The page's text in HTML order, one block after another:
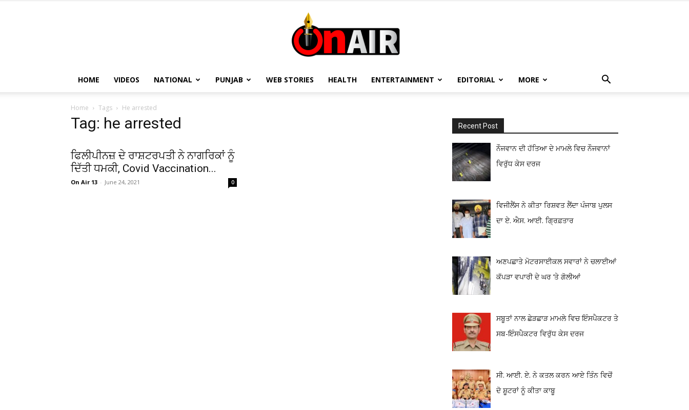
HOME VIDEOS NATIONAL PUNJAB WEB STORIES HEALTH ENTERTAINMENT EDITORIAL MORE
Home Tags He arrested
Tag: he arrested
ਫਿਲੀਪੀਨਜ਼ ਦੇ ਰਾਸ਼ਟਰਪਤੀ ਨੇ ਨਾਗਰਿਕਾਂ ਨੂੰ
ਦਿੱਤੀ ਧਮਕੀ, Covid Vaccination...
On Air 13 - June 24, 2021 0
Recent Post
ਨੌਜਵਾਨ ਦੀ ਹੱਤਿਆ ਦੇ ਮਾਮਲੇ ਵਿਚ ਨੌਜਵਾਨਾਂ
ਵਿਰੁੱਧ ਕੇਸ ਦਰਜ
ਵਿਜੀਲੈਂਸ ਨੇ ਕੀਤਾ ਰਿਸ਼ਵਤ ਲੈਂਦਾ ਪੰਜਾਬ ਪੁਲਸ
ਦਾ ਏ. ਐਸ. ਆਈ. ਗ੍ਰਿਫ਼ਤਾਰ
ਅਣਪਛਾਤੇ ਮੋਟਰਸਾਈਕਲ ਸਵਾਰਾਂ ਨੇ ਚਲਾਈਆਂ
ਕੱਪੜਾ ਵਪਾਰੀ ਦੇ ਘਰ ‘ਤੇ ਗੋਲੀਆਂ
ਸਬੂਤਾਂ ਨਾਲ ਛੇੜਛਾੜ ਮਾਮਲੇ ਵਿਚ ਇੰਸਪੈਕਟਰ ਤੇ
ਸਬ-ਇੰਸਪੈਕਟਰ ਵਿਰੁੱਧ ਕੇਸ ਦਰਜ
ਸੀ. ਆਈ. ਏ. ਨੇ ਕਤਲ ਕਰਨ ਆਏ ਤਿੰਨ ਵਿਚੋਂ
ਦੋ ਸ਼ੂਟਰਾਂ ਨੂੰ ਕੀਤਾ ਕਾਬੂ